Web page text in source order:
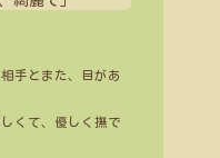
手とまた、目があ
くて、優しく撫で